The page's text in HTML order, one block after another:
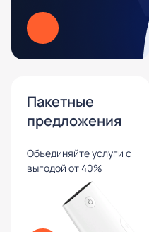
Пакетные
предложения
Объединяйте услуги с
выгодой от 40%